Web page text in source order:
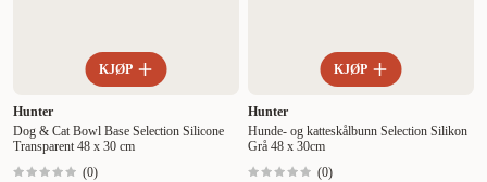
KJØP
Hunter
Dog & Cat Bowl Base Selection Silicone
Transparent 48 x 30 cm
(0)
KJØP
Hunter
Hunde- og katteskålbunn Selection Silikon
Grå 48 x 30cm
(0)